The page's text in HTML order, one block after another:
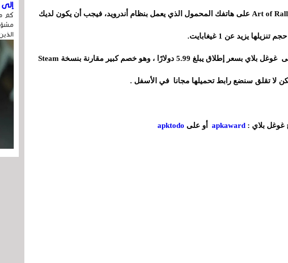
ولكن إذا كنت ترغب في لعب Art of Rally على هاتفك المحمول الذي يعمل بنظام أندرويد، فيجب أن يكون لديك
يزيد عن 1 غيغابايت.
لعبة سباق الرالي هذه تأتي على غوغل بلاي بسعر إطلاق يبلغ 5.99 دولارًا ، وهو خصم كبير مقارنة بنسخة Steam
غوغل بلاي : apkaward أو على apktodo
إلى
كم